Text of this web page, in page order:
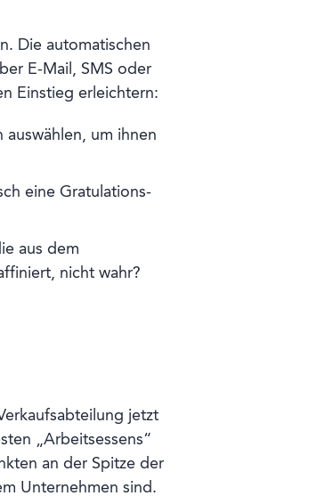
Die automatischen
E-Mail, SMS oder
Einstieg erleichtern:
auswählen, um ihnen
eine Gratulations-
aus dem
nicht wahr?
jetzt
„Arbeitsessens“
an der Spitze der
Unternehmen sind.